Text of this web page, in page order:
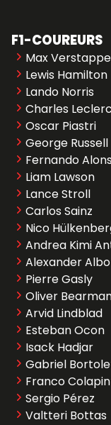
F1-COUREURS
Max
Lewis Hamilton
Lando Norris
Charles Leclerc
Oscar Piastri
George Russell
Fernando
Liam Lawson
Lance Stroll
Carlos Sainz
Nico
Andrea Kimi
Alexander
Pierre Gasly
Oliver
Arvid Lindblad
Esteban Ocon
Isack Hadjar
Gabriel
Franco
Sergio Pérez
Valtteri Bottas